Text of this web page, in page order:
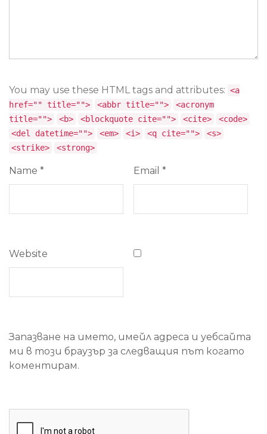
You may use these HTML tags and attributes: <a
href="" title="">
<abbr title="">
<acronym
title="">
<b> <blockquote cite=""> <cite>
<code>
<del datetime="">
<em> <i> <q cite="">
<s>
<strike>
<strong>
Name * Email *
Website
Запазване на името, имейл адреса и уебсайта
ми в този браузър за следващия път когато
коментирам.